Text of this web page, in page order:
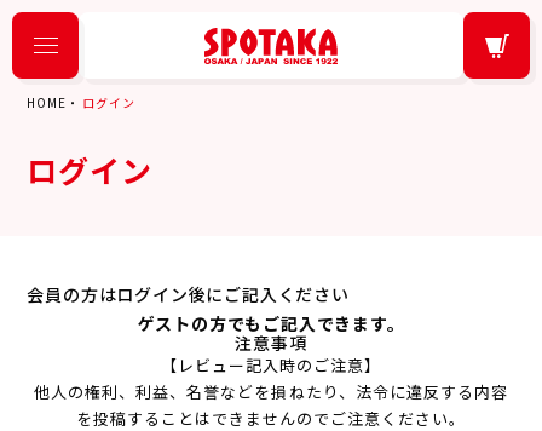
HOME ログイン
ログイン
会員の方はログイン後にご記入ください
ゲストの方でもご記入できます。
注意事項
【レビュー記入時のご注意】
他人の権利、利益、名誉などを損ねたり、法令に違反する内容
を投稿することはできませんのでご注意ください。